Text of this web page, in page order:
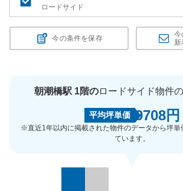
ロードサイド
今の条件を保存
今
朝潮橋駅 1階のロードサイド物件
平均坪単価 9708円
※直近1年以内に掲載された物件のデータから坪単
ています。